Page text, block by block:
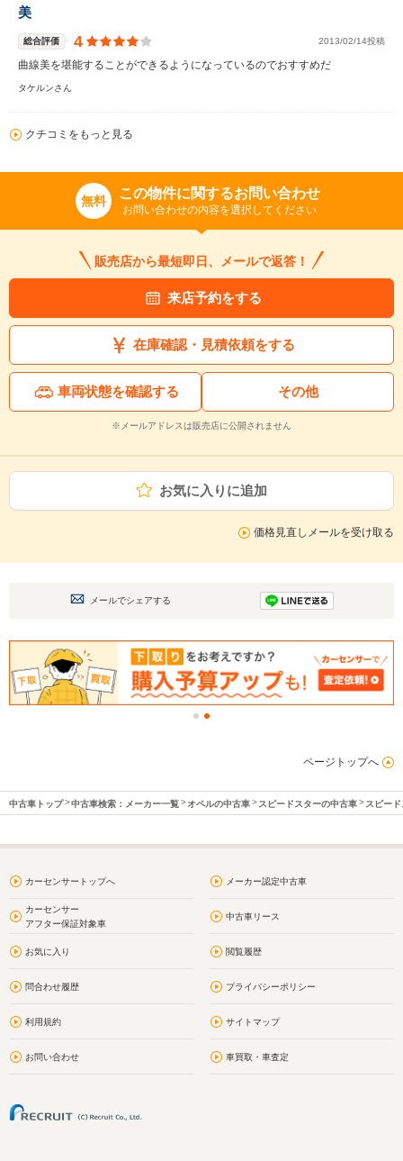
美
総合評価 4 2013/02/14投稿
曲線美を堪能することができるようになっているのでおすすめだ
タケルンさん
クチコミをもっと見る
無料 この物件に関するお問い合わせ
お問い合わせの内容を選択してください
販売店から最短即日、メールで返答！
来店予約をする
在庫確認・見積依頼をする
車両状態を確認する その他
※メールアドレスは販売店に公開されません
お気に入りに追加
価格見直しメールを受け取る
メールでシェアする
ページトップへ
中古車トップ 中古車検索：メーカー一覧 オペルの中古車 スピードスターの中古車 スピー
カーセンサートップへ メーカー認定中古車
カーセンサー
アフター保証対象車
中古車リース
お気に入り 閲覧履歴
問合わせ履歴 プライバシーポリシー
利用規約 サイトマップ
お問い合わせ 車買取・車査定